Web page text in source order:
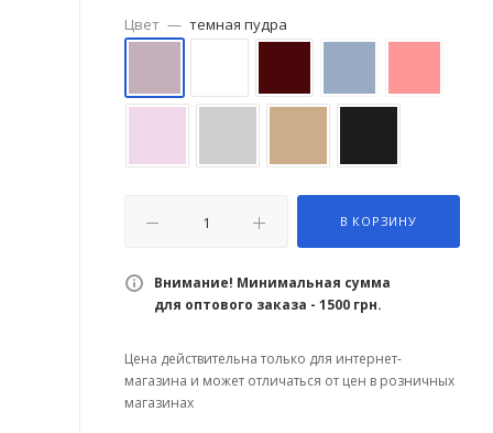
Цвет — темная пудра
В КОРЗИНУ
Внимание! Минимальная сумма
для оптового заказа - 1500 грн.
Цена действительна только для интернет-
магазина и может отличаться от цен в розничных
магазинах